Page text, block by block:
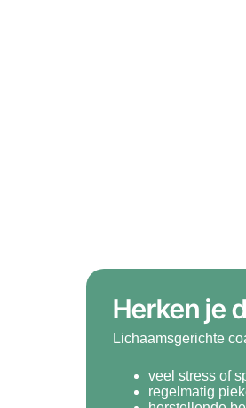
Herken je
Lichaamsgerichte
veel stress of
regelmatig